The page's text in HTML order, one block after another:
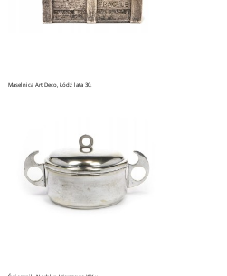
Maselnica Art Deco, Łódź lata 30.